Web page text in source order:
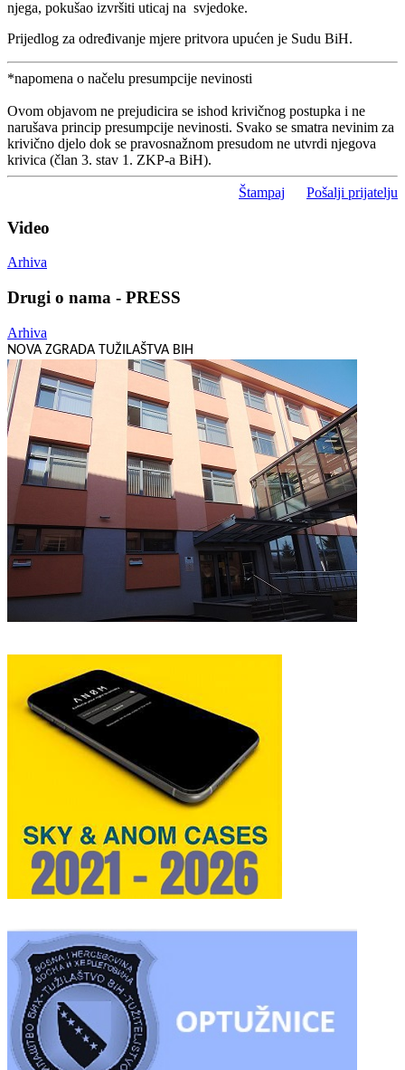
njega, pokušao izvršiti uticaj na svjedoke.
Prijedlog za određivanje mjere pritvora upućen je Sudu BiH.
*napomena o načelu presumpcije nevinosti
Ovom objavom ne prejudicira se ishod krivičnog postupka i ne
narušava princip presumpcije nevinosti. Svako se smatra nevinim za
krivično djelo dok se pravosnažnom presudom ne utvrdi njegova
krivica (član 3. stav 1. ZKP-a BiH).
Štampaj Pošalji prijatelju
Video
Arhiva
Drugi o nama - PRESS
Arhiva
NOVA ZGRADA TUŽILAŠTVA BIH